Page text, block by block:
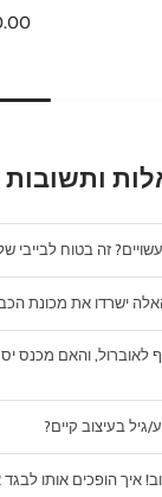
₪
ותשובות
זה בטוח לבייבי
ישרדו את מכונת
לאוברול, והאם מכנס
בעיצוב קיים?
איך הופכים אותו לבגד